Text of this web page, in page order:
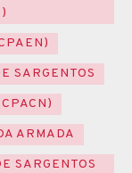
SARGENTOS
ARMADA
SARGENTOS